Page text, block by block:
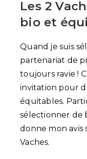
Les 2
bio et
Quand je suis
partenariat de
toujours ravie !
invitation pour
équitables.
sélectionner de
donne mon avis
Vaches.